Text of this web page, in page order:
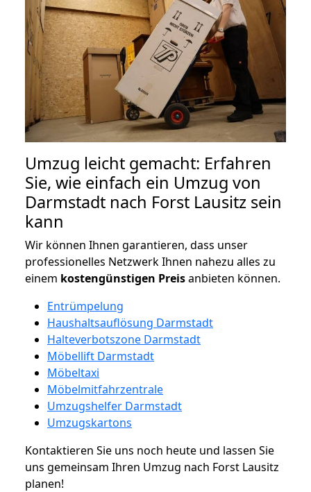
Umzug leicht gemacht: Erfahren
Sie, wie einfach ein Umzug von
Darmstadt nach Forst Lausitz sein
kann
Wir können Ihnen garantieren, dass unser
professionelles Netzwerk Ihnen nahezu alles zu
einem kostengünstigen Preisanbieten können.
Entrümpelung
Haushaltsauflösung Darmstadt
Halteverbotszone Darmstadt
Möbellift Darmstadt
Möbeltaxi
Möbelmitfahrzentrale
Umzugshelfer Darmstadt
Umzugskartons
Kontaktieren Sie uns noch heute und lassen Sie
uns gemeinsam Ihren Umzug nach Forst Lausitz
planen!